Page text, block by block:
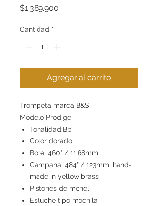
$1.389.900
Cantidad *
Agregar al carrito
Trompeta marca B&S
Modelo Prodige
Tonalidad:Bb
Color dorado
Bore .460" / 11,68mm
Campana .484" / 123mm; hand-
made in yellow brass
Pistones de monel
Estuche tipo mochila